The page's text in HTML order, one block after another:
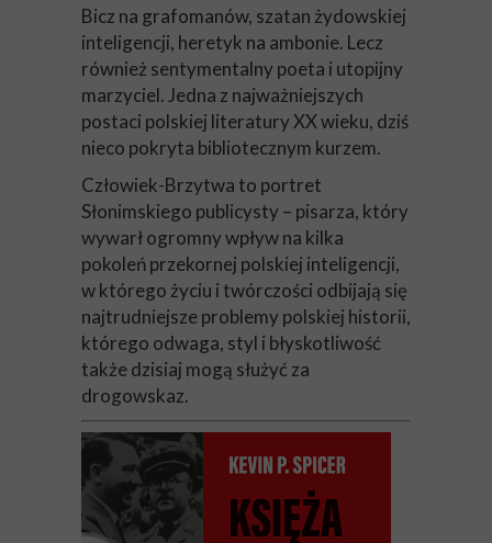
Bicz na grafomanów, szatan żydowskiej
inteligencji, heretyk na ambonie. Lecz
również sentymentalny poeta i utopijny
marzyciel. Jedna z najważniejszych
postaci polskiej literatury XX wieku, dziś
nieco pokryta bibliotecznym kurzem.
Człowiek-Brzytwa to portret
Słonimskiego publicysty – pisarza, który
wywarł ogromny wpływ na kilka
pokoleń przekornej polskiej inteligencji,
w którego życiu i twórczości odbijają się
najtrudniejsze problemy polskiej historii,
którego odwaga, styl i błyskotliwość
także dzisiaj mogą służyć za
drogowskaz.